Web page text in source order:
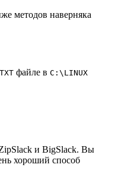
методов наверняка
файле вC:\LINUX
и BigSlack. Вы
хороший способ